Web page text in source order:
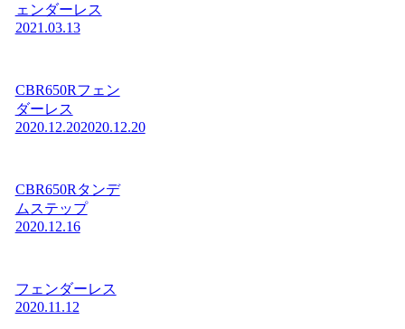
ェンダーレス
2021.03.13
CBR650Rフェン
ダーレス
2020.12.202020.12.20
CBR650Rタンデ
ムステップ
2020.12.16
フェンダーレス
2020.11.12